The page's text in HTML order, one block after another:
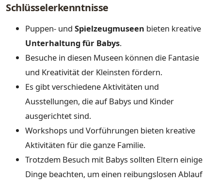
Schlüsselerkenntnisse
Puppen- und Spielzeugmuseen bieten kreative
Unterhaltung für Babys.
Besuche in diesen Museen können die Fantasie
und Kreativität der Kleinsten fördern.
Es gibt verschiedene Aktivitäten und
Ausstellungen, die auf Babys und Kinder
ausgerichtet sind.
Workshops und Vorführungen bieten kreative
Aktivitäten für die ganze Familie.
Trotzdem Besuch mit Babys sollten Eltern einige
Dinge beachten, um einen reibungslosen Ablauf